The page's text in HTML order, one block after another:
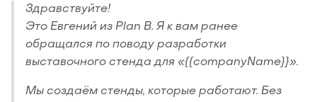
Здравствуйте!
Это Евгений из Plan B. Я к вам ранее
обращался по поводу разработки
выставочного стенда для «{{companyName}}».
Мы создаём стенды, которые работают. Без